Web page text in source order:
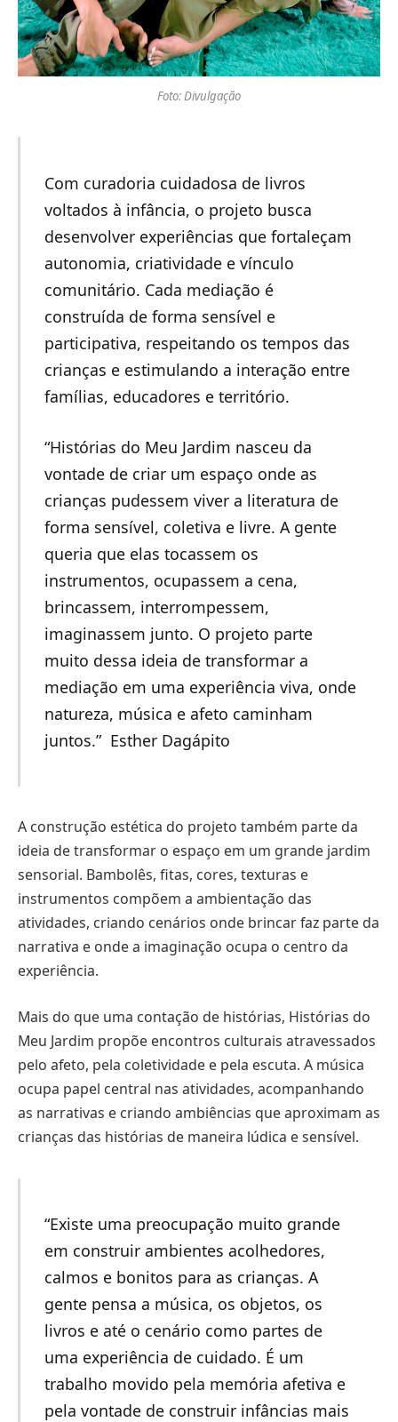
Foto: Divulgação
Com curadoria cuidadosa de livros
voltados à infância, o projeto busca
desenvolver experiências que fortaleçam
autonomia, criatividade e vínculo
comunitário. Cada mediação é
construída de forma sensível e
participativa, respeitando os tempos das
crianças e estimulando a interação entre
famílias, educadores e território.
“Histórias do Meu Jardim nasceu da
vontade de criar um espaço onde as
crianças pudessem viver a literatura de
forma sensível, coletiva e livre. A gente
queria que elas tocassem os
instrumentos, ocupassem a cena,
brincassem, interrompessem,
imaginassem junto. O projeto parte
muito dessa ideia de transformar a
mediação em uma experiência viva, onde
natureza, música e afeto caminham
juntos.” Esther Dagápito
A construção estética do projeto também parte da
ideia de transformar o espaço em um grande jardim
sensorial. Bambolês, fitas, cores, texturas e
instrumentos compõem a ambientação das
atividades, criando cenários onde brincar faz parte da
narrativa e onde a imaginação ocupa o centro da
experiência.
Mais do que uma contação de histórias, Histórias do
Meu Jardim propõe encontros culturais atravessados
pelo afeto, pela coletividade e pela escuta. A música
ocupa papel central nas atividades, acompanhando
as narrativas e criando ambiências que aproximam as
crianças das histórias de maneira lúdica e sensível.
“Existe uma preocupação muito grande
em construir ambientes acolhedores,
calmos e bonitos para as crianças. A
gente pensa a música, os objetos, os
livros e até o cenário como partes de
uma experiência de cuidado. É um
trabalho movido pela memória afetiva e
pela vontade de construir infâncias mais